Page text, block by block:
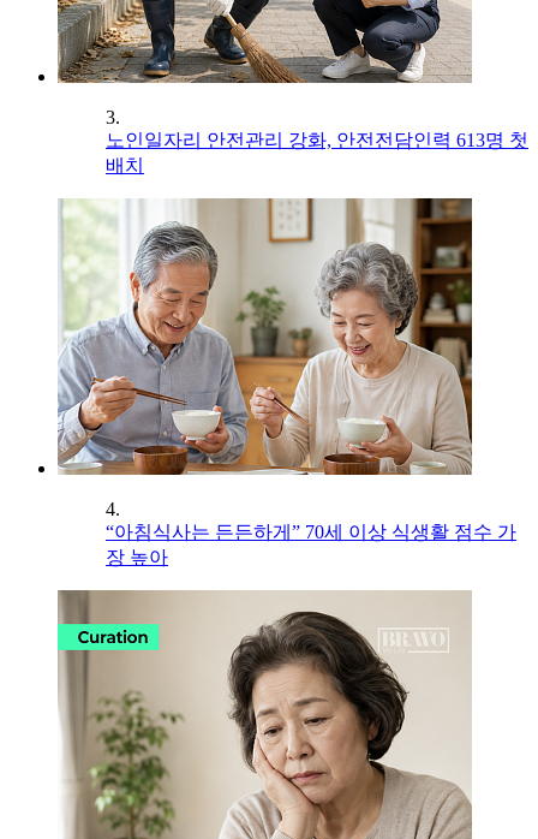
3.
노인일자리 안전관리 강화, 안전전담인력 613명 첫
배치
4.
“아침식사는 든든하게” 70세 이상 식생활 점수 가
장 높아